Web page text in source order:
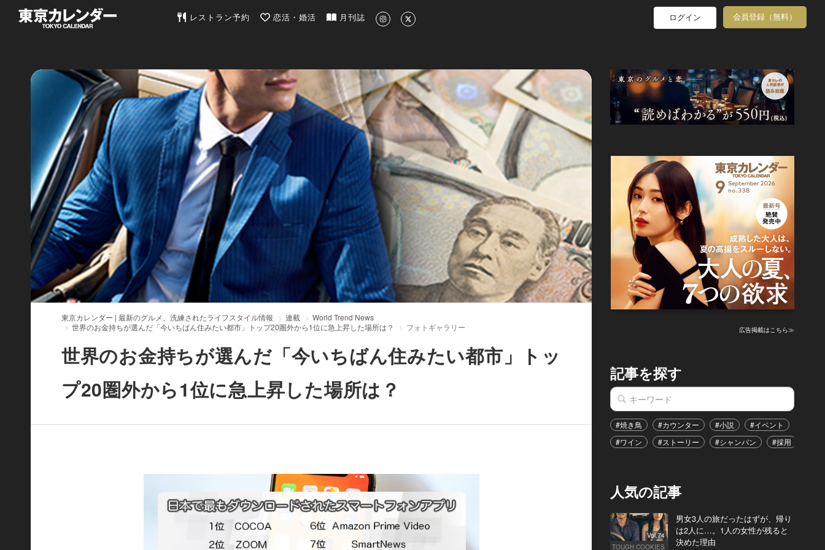
東京カレンダー | 最新のグルメ、洗練されたライフスタイル情報
レストラン予約 恋活・婚活 月刊誌 ログイン 会員登録（無料）
東京カレンダー | 最新のグルメ、洗練されたライフスタイル情報 連載
World Trend News
世界のお金持ちが選んだ「今いちばん住みたい都市」トップ20圏外から1位に急上昇した場所は？
フォトギャラリー
世界のお金持ちが選んだ「今いちばん住みたい都市」トッ
プ20圏外から1位に急上昇した場所は？
広告掲載はこちら≫
記事を探す
#焼き鳥 #カウンター #小説 #イベント
#ワイン
#ストーリー #シャンパン #採用
人気の記事
Vol.74
TOUGH COOKIES
男女3人の旅だったはずが、帰り
は2人に…。1人の女性が残ると
決めた理由